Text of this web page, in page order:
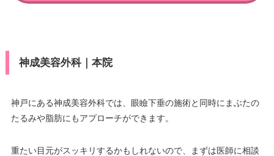
神成美容外科｜本院
神戸にある神成美容外科では、眼瞼下垂の施術と同時にまぶたの
たるみや脂肪にもアプローチができます。
重たい目元がスッキリするかもしれないので、まずは医師に相談